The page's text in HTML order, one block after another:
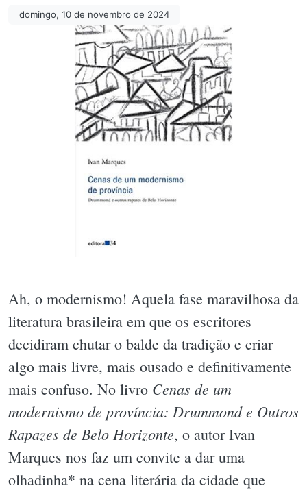
domingo, 10 de novembro de 2024
Ah, o modernismo! Aquela fase maravilhosa da
literatura brasileira em que os escritores
decidiram chutar o balde da tradição e criar
algo mais livre, mais ousado e definitivamente
mais confuso. No livro Cenas de um
modernismo de província: Drummond e Outros
Rapazes de Belo Horizonte, o autor Ivan
Marques nos faz um convite a dar uma
olhadinha* na cena literária da cidade que